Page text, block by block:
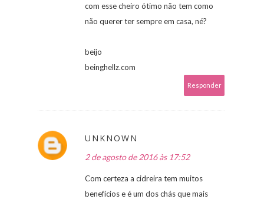
com esse cheiro ótimo não tem como
não querer ter sempre em casa, né?
beijo
beinghellz.com
Responder
UNKNOWN
2 de agosto de 2016 às 17:52
Com certeza a cidreira tem muitos
benefícios e é um dos chás que mais